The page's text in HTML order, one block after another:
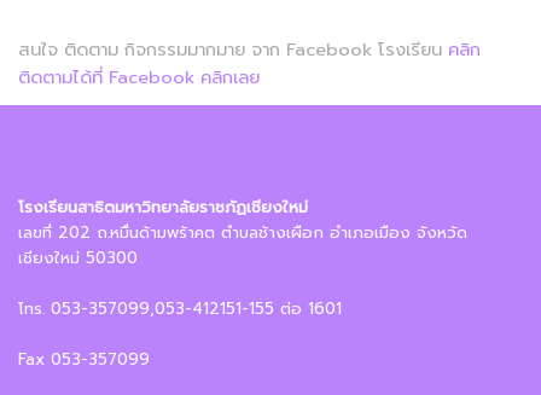
สนใจ ติดตาม กิจกรรมมากมาย จาก Facebook โรงเรียน คลิก
ติดตามได้ที่ Facebook คลิกเลย
โรงเรียนสาธิตมหาวิทยาลัยราชภัฏเชียงใหม่
เลขที่ 202 ถ.หมื่นด้ามพร้าคต ตำบลช้างเผือก อำเภอเมือง จังหวัด
เชียงใหม่ 50300
โทร. 053-357099,053-412151-155 ต่อ 1601
Fax 053-357099